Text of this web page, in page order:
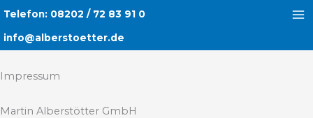
Zum
springen
Telefon: 08202 / 72 83 91 0
info@alberstoetter.de
Impressum
Martin Alberstötter GmbH